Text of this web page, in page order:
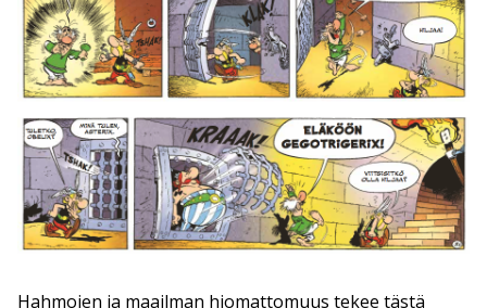
Hahmojen ja maailman hiomattomuus tekee tästä